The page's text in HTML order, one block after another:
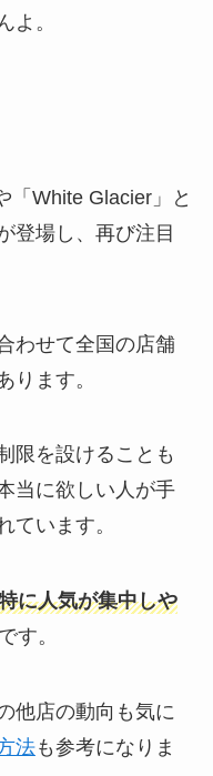
よ。
「White Glacier」と
登場し、再び注目
わせて全国の店舗
ります。
限を設けることも
当に欲しい人が手
ています。
に人気が集中しや
す。
他店の動向も気に
法も参考になりま